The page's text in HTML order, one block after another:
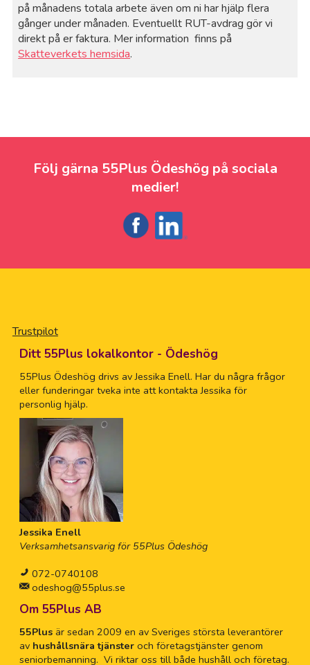
på månadens totala arbete även om ni har hjälp flera
gånger under månaden. Eventuellt RUT-avdrag gör vi
direkt på er faktura. Mer information finns på
Skatteverkets hemsida.
Följ gärna 55Plus Ödeshög på sociala
medier!
Trustpilot
Ditt 55Plus lokalkontor - Ödeshög
55Plus Ödeshög drivs av Jessika Enell. Har du några frågor
eller funderingar tveka inte att kontakta Jessika för
personlig hjälp.
Jessika Enell
Verksamhetsansvarig för 55Plus Ödeshög
072-0740108
odeshog@55plus.se
Om 55Plus AB
55Plusär sedan 2009 en av Sveriges största leverantörer
av hushållsnära tjänsteroch företagstjänster genom
seniorbemanning. Vi riktar oss till både hushåll och företag.